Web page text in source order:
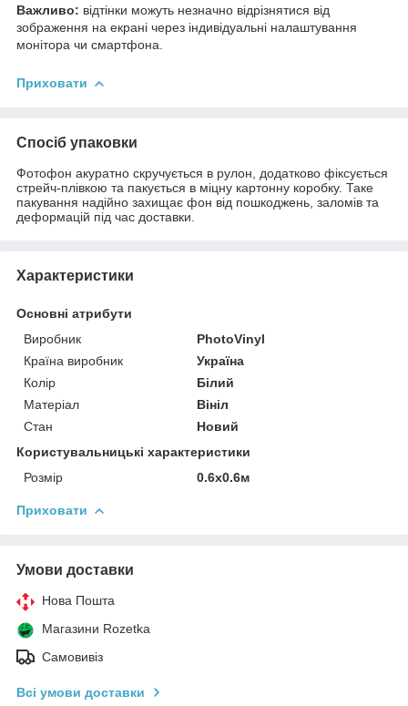
Важливо: відтінки можуть незначно відрізнятися від
зображення на екрані через індивідуальні налаштування
монітора чи смартфона.
Приховати
Спосіб упаковки
Фотофон акуратно скручується в рулон, додатково фіксується
стрейч-плівкою та пакується в міцну картонну коробку. Таке
пакування надійно захищає фон від пошкоджень, заломів та
деформацій під час доставки.
Характеристики
Основні атрибути
Виробник
PhotoVinyl
Країна виробник
Україна
Колір
Білий
Матеріал
Вініл
Стан
Новий
Користувальницькі характеристики
Розмір
0.6х0.6м
Приховати
Умови доставки
Нова Пошта
Магазини Rozetka
Самовивіз
Всі умови доставки